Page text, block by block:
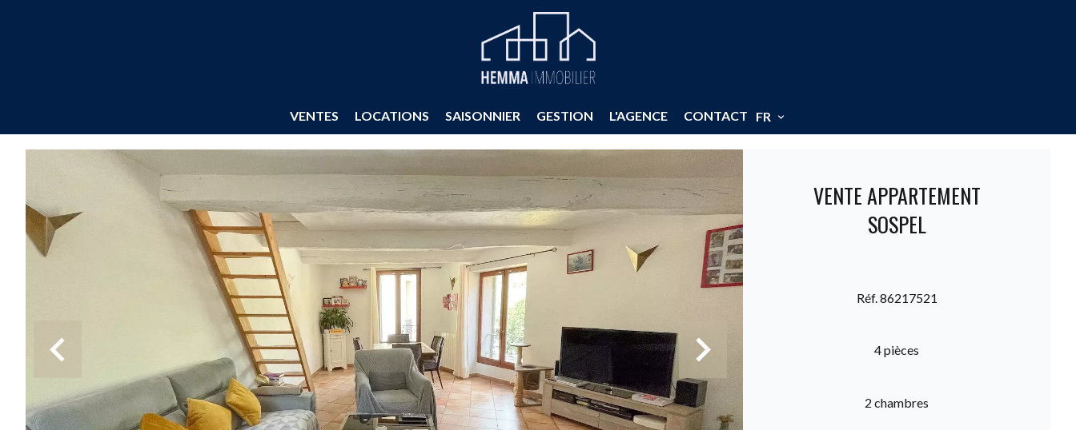
VENTES LOCATIONS SAISONNIER GESTION L'AGENCE CONTACT FR
VENTE APPARTEMENT
SOSPEL
Réf. 86217521
4 pièces
2 chambres